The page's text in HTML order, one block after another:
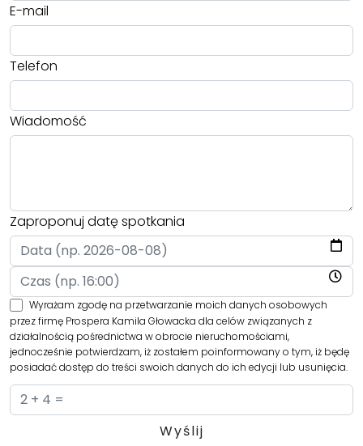
E-mail
Telefon
Wiadomość
Zaproponuj datę spotkania
Wyrażam zgodę na przetwarzanie moich danych osobowych
przez firmę Prospera Kamila Głowacka dla celów związanych z
działalnością pośrednictwa w obrocie nieruchomościami,
jednocześnie potwierdzam, iż zostałem poinformowany o tym, iż będę
posiadać dostęp do treści swoich danych do ich edycji lub usunięcia.